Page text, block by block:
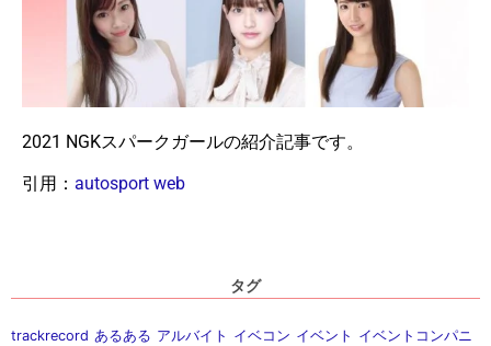
2021 NGKスパークガールの紹介記事です。
引用： autosport web
タグ
trackrecord あるある アルバイト イベコン イベント イベントコンパニ